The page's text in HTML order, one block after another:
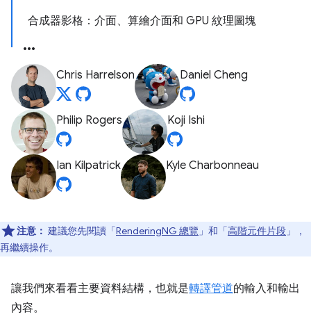
合成器影格：介面、算繪介面和 GPU 紋理圖塊
Chris Harrelson Daniel Cheng
Philip Rogers Koji Ishi
Ian Kilpatrick Kyle Charbonneau
注意： 建議您先閱讀「RenderingNG 總覽 」和「高階元件片段 」，
再繼續操作。
讓我們來看看主要資料結構，也就是轉譯管道的輸入和輸出
內容。